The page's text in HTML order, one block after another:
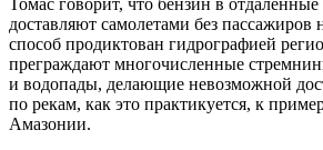
доставляют самолетами без пассажиров
способ продиктован гидрографией
преграждают многочисленные
и водопады, делающие невозможной
по рекам, как это практикуется, к
Амазонии.